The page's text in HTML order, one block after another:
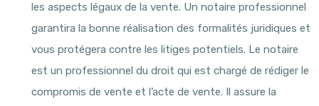
les aspects légaux de la vente. Un notaire professionnel
garantira la bonne réalisation des formalités juridiques et
vous protégera contre les litiges potentiels. Le notaire
est un professionnel du droit qui est chargé de rédiger le
compromis de vente et l’acte de vente. Il assure la